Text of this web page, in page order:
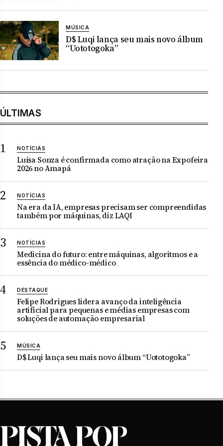
MÚSICA
D$ Luqi lança seu mais novo álbum
“Uototogoka”
ÚLTIMAS
NOTÍCIAS
Luísa Sonza é confirmada como atração na Expofeira
2026 no Amapá
NOTÍCIAS
Na era da IA, empresas precisam ser compreendidas
também por máquinas, diz LAQI
NOTÍCIAS
Medicina do futuro: entre máquinas, algoritmos e a
essência do médico-médico
DESTAQUE
Felipe Rodrigues lidera avanço da inteligência
artificial para pequenas e médias empresas com
soluções de automação empresarial
MÚSICA
D$ Luqi lança seu mais novo álbum “Uototogoka”